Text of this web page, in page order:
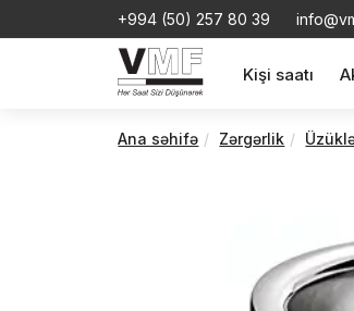
+994 (50) 257 80 39
Kişi saatı
Ana səhifə Zərgərlik